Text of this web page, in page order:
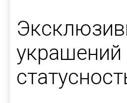
украшений